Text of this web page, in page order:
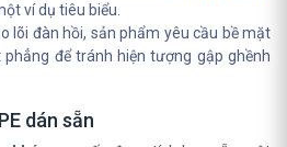
ví dụ tiêu biểu.
lõi đàn hồi, sản phẩm yêu cầu bề mặt
để tránh hiện tượng gập ghềnh
dán sẵn